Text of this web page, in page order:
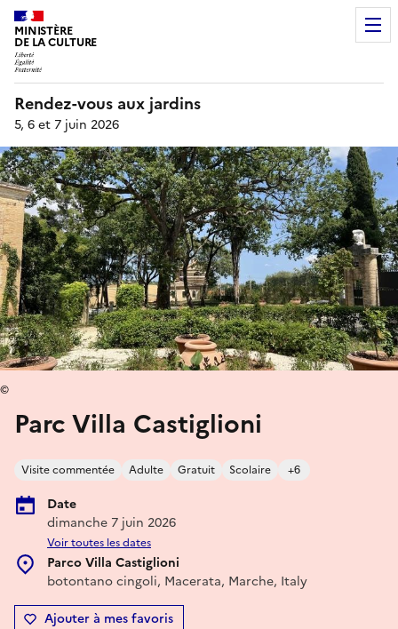
MINISTÈRE
DE LA CULTURE
Rendez-vous aux jardins
5, 6 et 7 juin 2026
Parc Villa Castiglioni
Visite commentée Adulte Gratuit Scolaire +6
Date
dimanche 7 juin 2026
Voir toutes les dates
Parco Villa Castiglioni
botontano cingoli, Macerata, Marche, Italy
Ajouter à mes favoris
©